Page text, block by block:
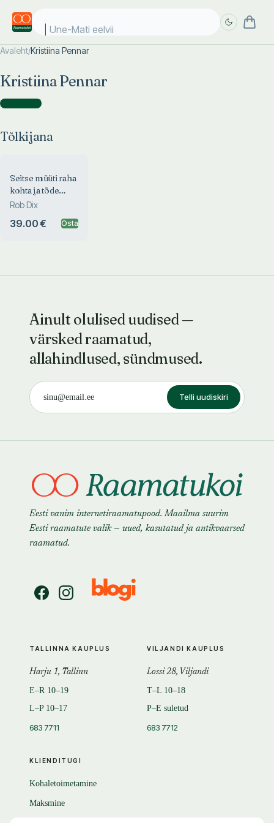
Une-Mati eelviim
Avaleht/Kristiina Pennar
Kristiina Pennar
Tõlkijana )
Tõlkijana
Seitse müüti raha
kohta ja tõde
finantsvabaduse
Rob Dix
39.00 € Osta
Ainult olulised uudised —
värsked raamatud,
allahindlused, sündmused.
Telli uudiskiri
Eesti vanim internetiraamatupood. Maailma suurim
Eesti raamatute valik — uued, kasutatud ja antikvaarsed
raamatud.
KLIENDITUGI
Kohaletoimetamine
Maksmine
TALLINNA KAUPLUS
Harju 1, Tallinn
E–R 10–19
L–P 10–17
683 7711
VILJANDI KAUPLUS
Lossi 28, Viljandi
T–L 10–18
P–E suletud
683 7712